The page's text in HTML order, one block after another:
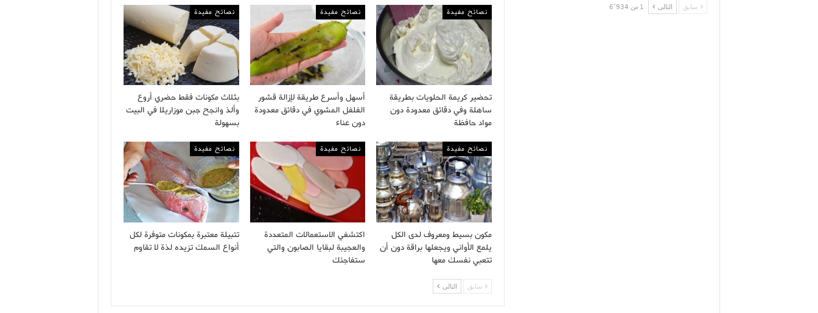
نصائح مفيدة
تحضير كريمة الحلويات بطريقة
ساهلة وفي دقائق معدودة دون
مواد حافظة
نصائح مفيدة
أسهل وأسرع طريقة لإزالة قشور
الفلفل المشوي في دقائق معدودة
دون عناء
نصائح مفيدة
بثلاث مكونات فقط حضري أروع
وألذ وانجح جبن موزاريلا في البيت
بسهولة
نصائح مفيدة
مكون بسيط ومعروف لدى الكل
يلمع الأواني ويجعلها براقة دون أن
تتعبي نفسك معها
نصائح مفيدة
اكتشفي الاستعمالات المتعددة
والعجيبة لبقايا الصابون والتي
ستفاجئك
نصائح مفيدة
تتبيلة معتبرة بمكونات متوفرة لكل
أنواع السمك تزيده لذة لا تقاوم
سابق التالى
سابق التالى 1 من 6٬934